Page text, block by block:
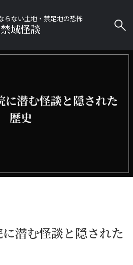
らない土地・禁足地の恐怖
禁域怪談
潜む怪談と隠された